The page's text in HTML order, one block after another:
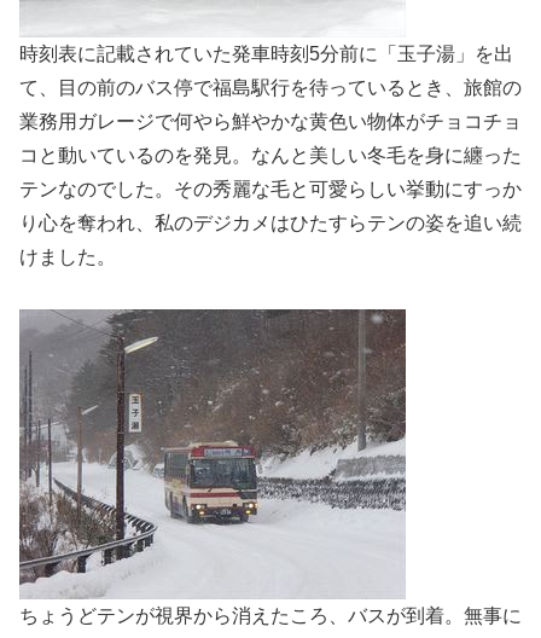
時刻表に記載されていた発車時刻5分前に「玉子湯」を出
て、目の前のバス停で福島駅行を待っているとき、旅館の
業務用ガレージで何やら鮮やかな黄色い物体がチョコチョ
コと動いているのを発見。なんと美しい冬毛を身に纏った
テンなのでした。その秀麗な毛と可愛らしい挙動にすっか
り心を奪われ、私のデジカメはひたすらテンの姿を追い続
けました。
ちょうどテンが視界から消えたころ、バスが到着。無事に